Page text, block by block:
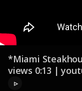
*Miami
views 0:13 |
▹